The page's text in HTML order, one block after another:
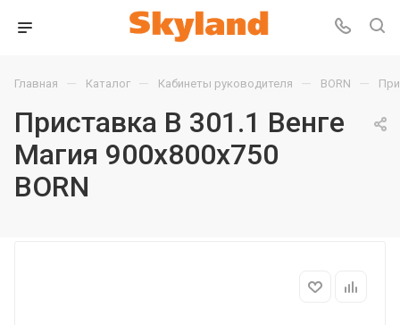
Главная — Каталог — Кабинеты руководителя — BORN —
Приставка B 301.1 Венге
Магия 900х800х750
BORN